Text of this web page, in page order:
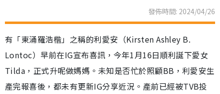
發佈時間: 2024/04/26
有「東涌羅浩楷」之稱的利愛安（Kirsten Ashley B.
Lontoc）早前在IG宣布喜訊，今年1月16日順利誕下愛女
Tilda，正式升呢做媽媽。未知是否忙於照顧BB，利愛安生
產完報喜後，都未有更新IG分享近況。產前已經被TVB投